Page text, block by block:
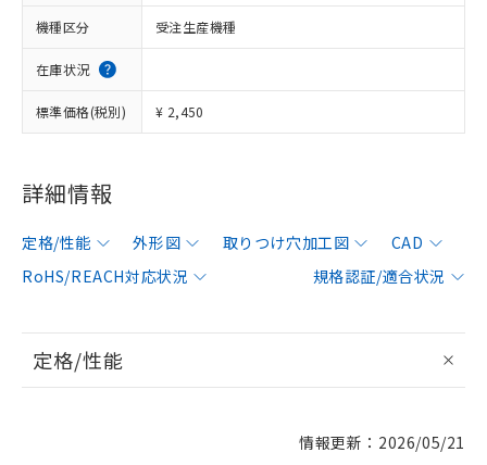
機種区分 受注生産機種
在庫状況
標準価格(税別) ¥ 2,450
詳細情報
定格/性能 外形図 取りつけ穴加工図
CAD
RoHS/REACH対応状況
規格認証/適合状況
定格/性能
情報更新：2026/05/21